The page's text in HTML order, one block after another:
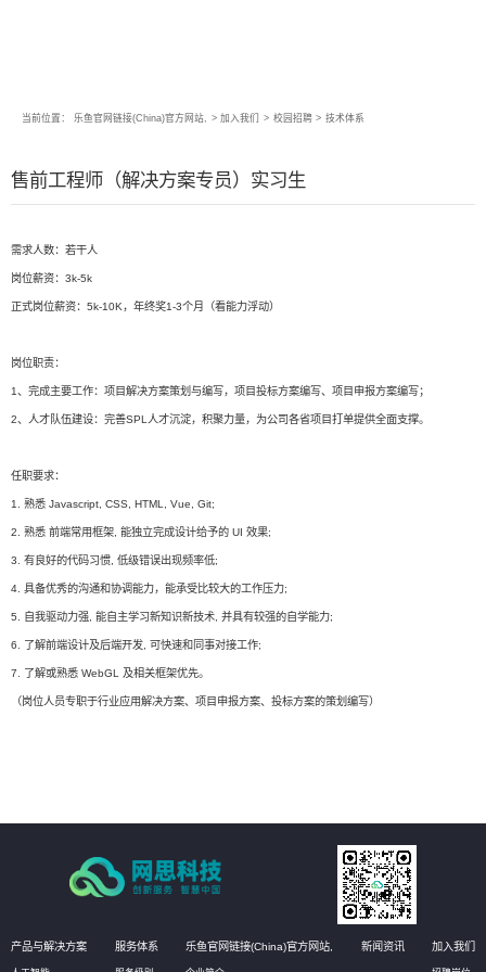
当前位置： 乐鱼官网链接(China)官方网站, > 加入我们 > 校园招聘 > 技术体系
售前工程师（解决方案专员）实习生
需求人数：若干人
岗位薪资：3k-5k
正式岗位薪资：5k-10K，年终奖1-3个月（看能力浮动）
岗位职责：
1、完成主要工作：项目解决方案策划与编写，项目投标方案编写、项目申报方案编写；
2、人才队伍建设：完善SPL人才沉淀，积聚力量，为公司各省项目打单提供全面支撑。
任职要求：
1. 熟悉 Javascript, CSS, HTML, Vue, Git;
2. 熟悉 前端常用框架, 能独立完成设计给予的 UI 效果;
3. 有良好的代码习惯, 低级错误出现频率低;
4. 具备优秀的沟通和协调能力，能承受比较大的工作压力;
5. 自我驱动力强, 能自主学习新知识新技术, 并具有较强的自学能力;
6. 了解前端设计及后端开发, 可快速和同事对接工作;
7. 了解或熟悉 WebGL 及相关框架优先。
（岗位人员专职于行业应用解决方案、项目申报方案、投标方案的策划编写）
产品与解决方案 服务体系 乐鱼官网链接(China)官方网站, 新闻资讯 加入我们